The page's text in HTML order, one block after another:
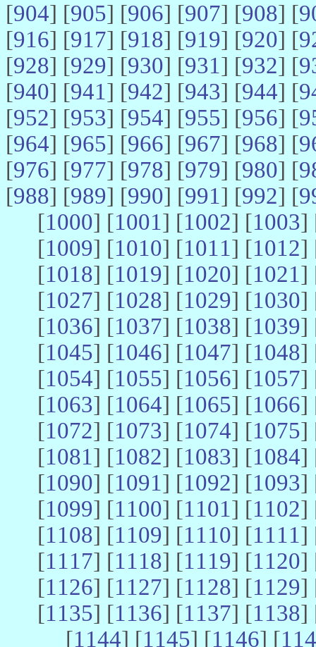
[904] [905] [906] [907] [908] [
[916] [917] [918] [919] [920] [
[928] [929] [930] [931] [932] [
[940] [941] [942] [943] [944] [
[952] [953] [954] [955] [956] [
[964] [965] [966] [967] [968] [
[976] [977] [978] [979] [980] [
[988] [989] [990] [991] [992] [
[1000] [1001] [1002] [1003]
[1009] [1010] [1011] [1012]
[1018] [1019] [1020] [1021]
[1027] [1028] [1029] [1030]
[1036] [1037] [1038] [1039]
[1045] [1046] [1047] [1048]
[1054] [1055] [1056] [1057]
[1063] [1064] [1065] [1066]
[1072] [1073] [1074] [1075]
[1081] [1082] [1083] [1084]
[1090] [1091] [1092] [1093]
[1099] [1100] [1101] [1102]
[1108] [1109] [1110] [1111]
[1117] [1118] [1119] [1120]
[1126] [1127] [1128] [1129]
[1135] [1136] [1137] [1138]
[1144] [1145] [1146] [